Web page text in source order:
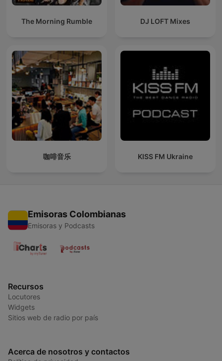
The Morning Rumble DJ LOFT Mixes
咖啡音乐 KISS FM Ukraine
Emisoras Colombianas
Emisoras y Podcasts
Recursos
Locutores
Widgets
Sitios web de radio por país
Acerca de nosotros y contactos